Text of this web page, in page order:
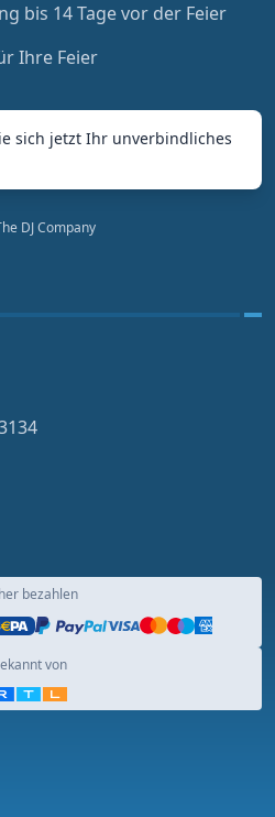
bis 14 Tage vor der Feier
Ihre Feier
sich jetzt Ihr unverbindliches
DJ Company
bezahlen
von